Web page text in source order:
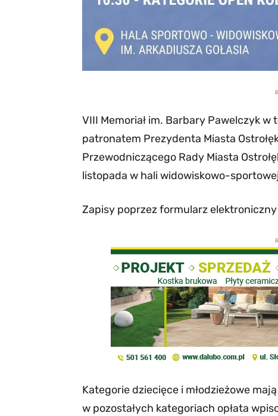
VIII Memoriał im. Barbary Pawelczyk
patronatem Prezydenta Miasta
Przewodniczącego Rady Miasta
listopada w hali widowiskowo-
Zapisy poprzez formularz
Kategorie dziecięce i młodzieżowe
w pozostałych kategoriach opłata